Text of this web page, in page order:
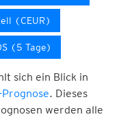
(CEUR)
(5 Tage)
sich ein Blick in
. Dieses
werden alle